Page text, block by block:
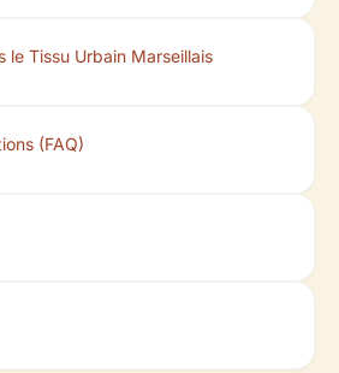
le Tissu Urbain Marseillais
(FAQ)